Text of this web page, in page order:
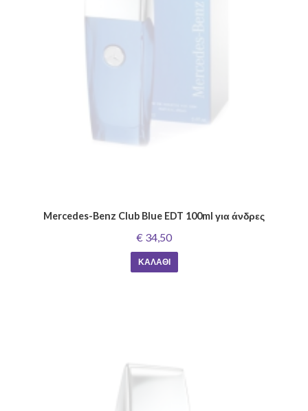
Mercedes-Benz Club Blue EDT 100ml για άνδρες
€ 34,50
ΚΑΛΆΘΙ